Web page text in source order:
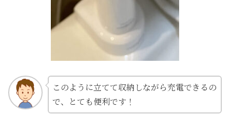
このように立てて収納しながら充電できるの
で、とても便利です！